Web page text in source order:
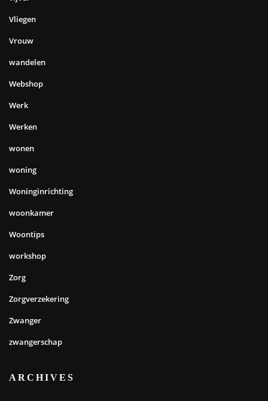
Vliegen
Vrouw
wandelen
Webshop
Werk
Werken
wonen
woning
Woninginrichting
woonkamer
Woontips
workshop
Zorg
Zorgverzekering
Zwanger
zwangerschap
ARCHIVES